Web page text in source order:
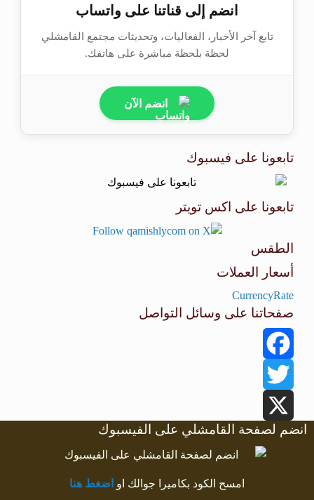
انضم إلى قناتنا على واتساب
تابع آخر الأخبار، الفعاليات، وتحديثات مجتمع القامشلي
لحظة بلحظة مباشرة على هاتفك.
انضم الآن
تابعونا على فيسبوك
تابعونا على اكس تويتر
الطقس
أسعار العملات
CurrencyRate
صفحاتنا على وسائل التواصل
Facebook
Twitter
X
انضم لصفحة القامشلي على الفيسبوك
امسح الكود بكاميرا جوالك او اضغط هنا